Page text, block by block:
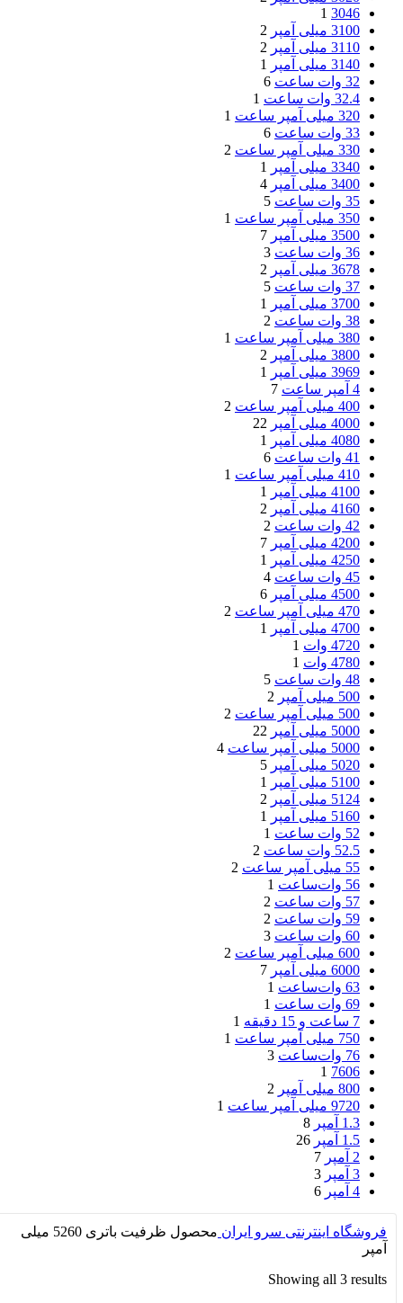
3046
1
3100 میلی آمپر
2
3110 میلی آمپر
2
3140 میلی آمپر
1
32 وات‌ ساعت
6
32.4 وات ساعت
1
320 میلی آمپر ساعت
1
33 وات ساعت
6
330 میلی آمپر ساعت
2
3340 میلی آمپر
1
3400 میلی آمپر
4
35 وات ساعت
5
350 میلی آمپر ساعت
1
3500 میلی آمپر
7
36 وات ساعت
3
3678 میلی آمپر
2
37 وات ساعت
5
3700 میلی آمپر
1
38 وات ساعت
2
380 میلی آمپر ساعت
1
3800 میلی آمپر
2
3969 میلی آمپر
1
4 آمپر ساعت
7
400 میلی آمپر ساعت
2
4000 میلی آمپر
22
4080 میلی آمپر
1
41 وات ساعت
6
410 میلی آمپر ساعت
1
4100 میلی آمپر
1
4160 میلی آمپر
2
42 وات ساعت
2
4200 میلی آمپر
7
4250 میلی آمپر
1
45 وات ساعت
4
4500 میلی آمپر
6
470 میلی آمپر ساعت
2
4700 میلی آمپر
1
4720 وات
1
4780 وات
1
48 وات ساعت
5
500 میلی آمپر
2
500 میلی آمپر ساعت
2
5000 میلی آمپر
22
5000 میلی آمپر ساعت
4
5020 میلی آمپر
5
5100 میلی آمپر
1
5124 میلی آمپر
2
5160 میلی آمپر
1
52 وات ساعت
1
52.5 وات ساعت
2
55 میلی آمپر ساعت
2
56 وات‌ساعت
1
57 وات ساعت
2
59 وات‌ ساعت
2
60 وات ساعت
3
600 میلی آمپر ساعت
2
6000 میلی آمپر
7
63 وات‌ساعت
1
69 وات ساعت
1
7 ساعت و 15 دقیقه
1
750 میلی آمپر ساعت
1
76 وات‌ساعت
3
7606
1
800 میلی آمپر
2
9720 میلی آمپر ساعت
1
1.3 آمپر
8
1.5 آمپر
26
2 آمپر
7
3 آمپر
3
4 آمپر
6
فروشگاه اینترنتی سرو ایران محصول ظرفیت باتری
5260 میلی
آمپر
Showing all 3 results